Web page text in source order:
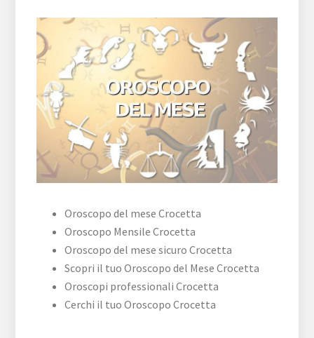
Oroscopo del mese Crocetta
Oroscopo Mensile Crocetta
Oroscopo del mese sicuro Crocetta
Scopri il tuo Oroscopo del Mese Crocetta
Oroscopi professionali Crocetta
Cerchi il tuo Oroscopo Crocetta